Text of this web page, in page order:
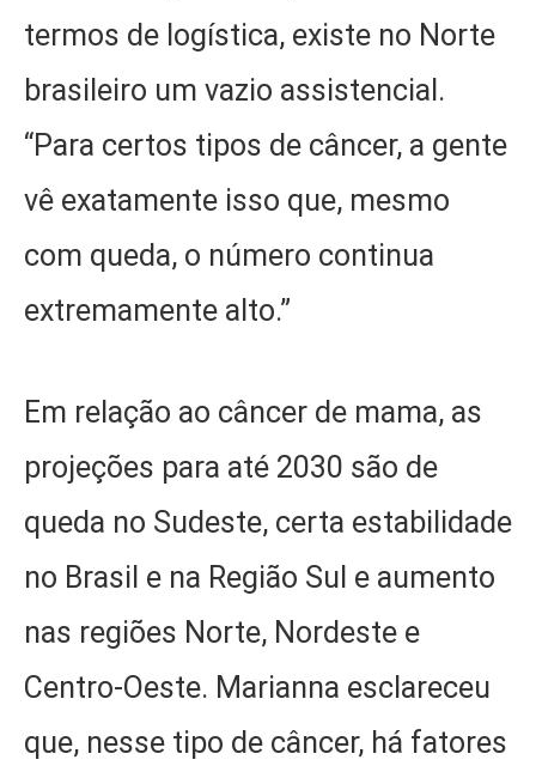
termos de logística, existe no Norte
brasileiro um vazio assistencial.
“Para certos tipos de câncer, a gente
vê exatamente isso que, mesmo
com queda, o número continua
extremamente alto.”
Em relação ao câncer de mama, as
projeções para até 2030 são de
queda no Sudeste, certa estabilidade
no Brasil e na Região Sul e aumento
nas regiões Norte, Nordeste e
Centro-Oeste. Marianna esclareceu
que, nesse tipo de câncer, há fatores